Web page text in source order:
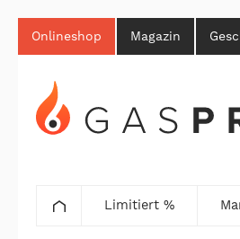
Onlineshop Magazin
Limitiert %